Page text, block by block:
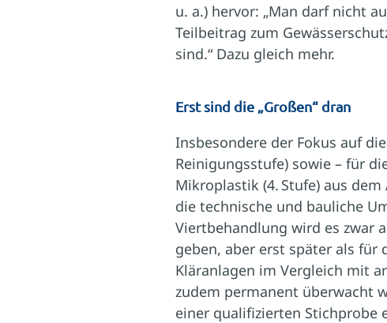
u. a.) hervor: „Man darf nicht
Teilbeitrag zum
sind.“ Dazu gleich mehr.
Erst sind die „Großen“ dran
Insbesondere der Fokus auf
Reinigungsstufe) sowie – für
Mikroplastik (4. Stufe) aus
die technische und bauliche
Viertbehandlung wird es zwar
geben, aber erst später als für
Kläranlagen im Vergleich mit
zudem permanent überwacht
einer qualifizierten Stichprobe